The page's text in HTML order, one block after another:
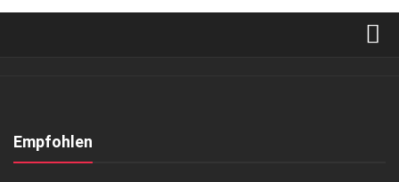
Kontakt, Impressum
Empfohlen